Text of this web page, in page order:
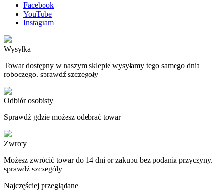
Facebook
YouTube
Instagram
Wysyłka
Towar dostępny w naszym sklepie wysyłamy tego samego dnia
roboczego. sprawdź szczegoły
Odbiór osobisty
Sprawdź gdzie możesz odebrać towar
Zwroty
Możesz zwrócić towar do 14 dni or zakupu bez podania przyczyny.
sprawdź szczegóły
Najczęściej przeglądane